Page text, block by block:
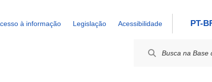
à informação Legislação Acessibilidade PT-